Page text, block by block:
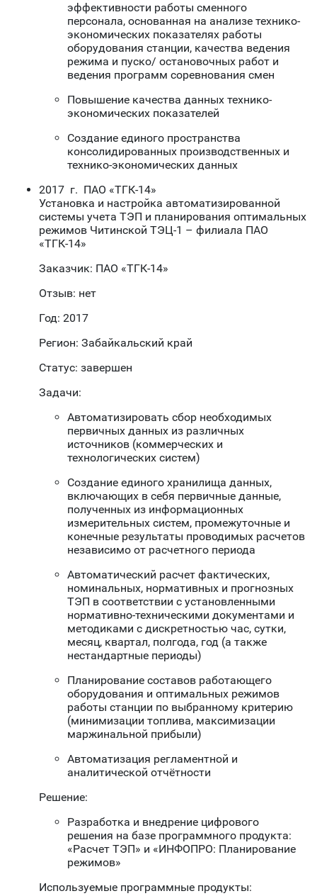
эффективности работы сменного
персонала, основанная на анализе технико-
экономических показателях работы
оборудования станции, качества ведения
режима и пуско/ остановочных работ и
ведения программ соревнования смен
Повышение качества данных технико-
экономических показателей
Создание единого пространства
консолидированных производственных и
технико-экономических данных
2017 г. ПАО «ТГК-14»
Установка и настройка автоматизированной
системы учета ТЭП и планирования оптимальных
режимов Читинской ТЭЦ-1 – филиала ПАО
«ТГК-14»
Заказчик: ПАО «ТГК-14»
Отзыв: нет
Год: 2017
Регион: Забайкальский край
Статус: завершен
Задачи:
Автоматизировать сбор необходимых
первичных данных из различных
источников (коммерческих и
технологических систем)
Создание единого хранилища данных,
включающих в себя первичные данные,
полученных из информационных
измерительных систем, промежуточные и
конечные результаты проводимых расчетов
независимо от расчетного периода
Автоматический расчет фактических,
номинальных, нормативных и прогнозных
ТЭП в соответствии с установленными
нормативно-техническими документами и
методиками с дискретностью час, сутки,
месяц, квартал, полгода, год (а также
нестандартные периоды)
Планирование составов работающего
оборудования и оптимальных режимов
работы станции по выбранному критерию
(минимизации топлива, максимизации
маржинальной прибыли)
Автоматизация регламентной и
аналитической отчётности
Решение:
Разработка и внедрение цифрового
решения на базе программного продукта:
«Расчет ТЭП» и «ИНФОПРО: Планирование
режимов»
Используемые программные продукты: